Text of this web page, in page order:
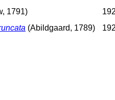
1791)
(Abildgaard, 1789)